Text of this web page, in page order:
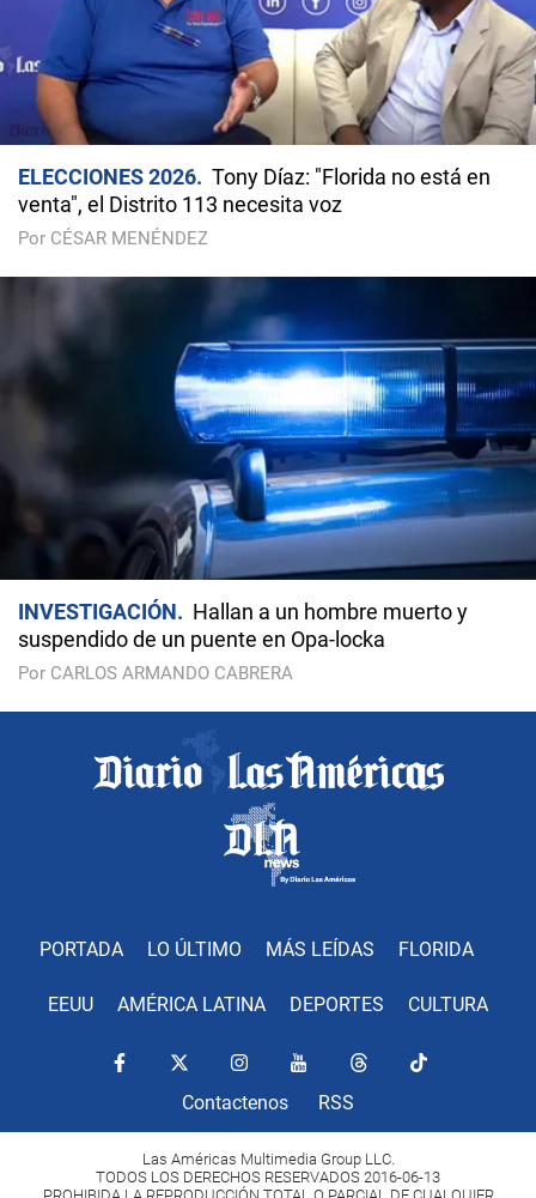
ELECCIONES 2026
Tony Díaz: "Florida no está en
venta", el Distrito 113 necesita voz
Por CÉSAR MENÉNDEZ
INVESTIGACIÓN
Hallan a un hombre muerto y
suspendido de un puente en Opa-locka
Por CARLOS ARMANDO CABRERA
PORTADA LO ÚLTIMO MÁS LEÍDAS FLORIDA
EEUU AMÉRICA LATINA DEPORTES CULTURA
Contactenos RSS
Las Américas Multimedia Group LLC.
TODOS LOS DERECHOS RESERVADOS 2016-06-13